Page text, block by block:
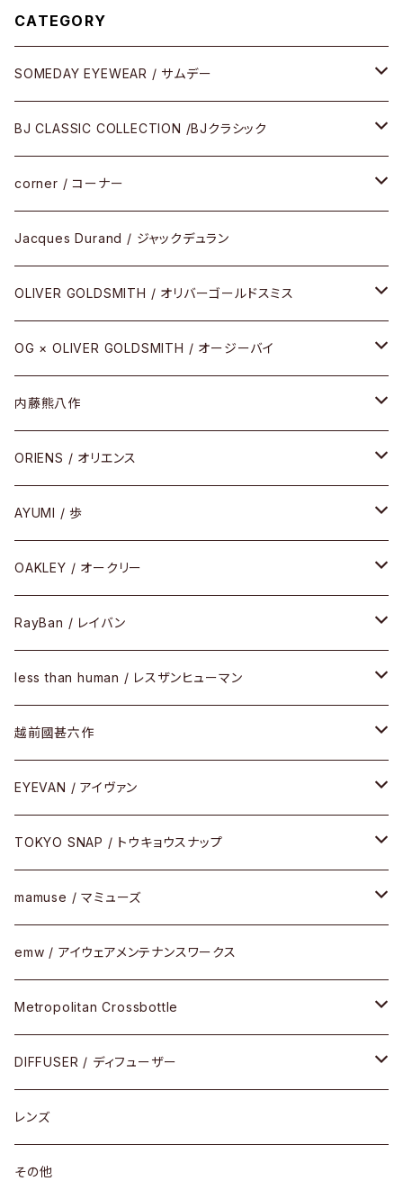
CATEGORY
SOMEDAY EYEWEAR / サムデー
メガネ
サングラス
アパレル
その他
BJ CLASSIC COLLECTION /BJクラシック
CELLULOID（CRAFTSMAN EDITION）
SHINBARI（CRAFTSMAN EDITION）
URUSHI（CRAFTSMAN EDITION）
REVIVAL EDITION
HEAVY EDITION
COMBI （コンビシリーズ）
PREMIUM（プレミアムシリーズ）
PLASTIC（プラスティックシリーズ）
SIRMONT（サーモントシリーズ）
SUNSHIFT
ケア用品
corner / コーナー
リサーチシリーズ
サブリメイションシリーズ
Jacques Durand / ジャックデュラン
OLIVER GOLDSMITH / オリバーゴールドスミス
メタル
セル
コンビ
OG × OLIVER GOLDSMITH / オージーバイ
メタル
セル
コンビ
内藤熊八作
セル
メタル
コンビ
ORIENS / オリエンス
セルフレーム
メタルフレーム
その他
AYUMI / 歩
セルフレーム
OAKLEY / オークリー
メガネフレーム
サングラス
Frogskins(フロッグスキン )
Latch(ラッチ)
その他
修理
小物
RayBan / レイバン
メガネフレーム
サングラス
その他
less than human / レスザンヒューマン
メガネフレーム
サングラス
その他
越前國甚六作
セルフレーム
メタルフレーム
コンビフレーム
EYEVAN / アイヴァン
メガネ
サングラス
その他
TOKYO SNAP / トウキョウスナップ
セルフレーム
メタルフレーム
コンビネーション
mamuse / マミューズ
セル
メタル
コンビ
emw / アイウェアメンテナンスワークス
Metropolitan Crossbottle
30cm×30cm
18cm×13cm
DIFFUSER / ディフューザー
グラスコード
メガネケース
レンズ
その他